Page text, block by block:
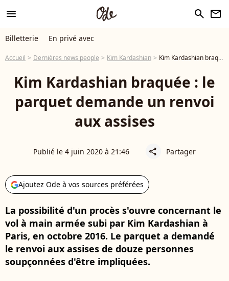
menu search newsletter
Billetterie En privé avec
Accueil Dernières news people Kim Kardashian Kim Kardashian braquée : le parquet demande un renvoi aux assises
Kim Kardashian braquée : le
parquet demande un renvoi
aux assises
Publié le 4 juin 2020 à 21:46 share Partager
Ajoutez Ode à vos sources préférées
La possibilité d'un procès s'ouvre concernant le
vol à main armée subi par Kim Kardashian à
Paris, en octobre 2016. Le parquet a demandé
le renvoi aux assises de douze personnes
soupçonnées d'être impliquées.